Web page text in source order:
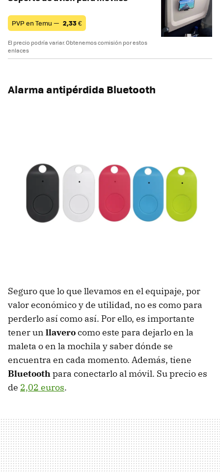
PVP en Temu — 2,33€
El precio podría variar. Obtenemos comisión por estos
enlaces
Alarma antipérdida Bluetooth
Seguro que lo que llevamos en el equipaje, por
valor económico y de utilidad, no es como para
perderlo así como así. Por ello, es importante
tener un llaverocomo este para dejarlo en la
maleta o en la mochila y saber dónde se
encuentra en cada momento. Además, tiene
Bluetoothpara conectarlo al móvil. Su precio es
de 2,02 euros.